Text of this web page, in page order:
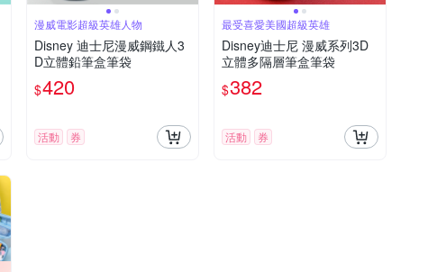
漫威電影超級英雄人物
Disney 迪士尼漫威鋼鐵人3
D立體鉛筆盒筆袋
$420
活動 券
最受喜愛美國超級英雄
Disney迪士尼 漫威系列3D
立體多隔層筆盒筆袋
$382
活動 券